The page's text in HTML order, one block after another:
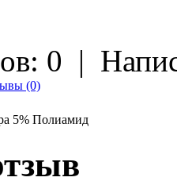
0 |
(0)
5% Полиамид